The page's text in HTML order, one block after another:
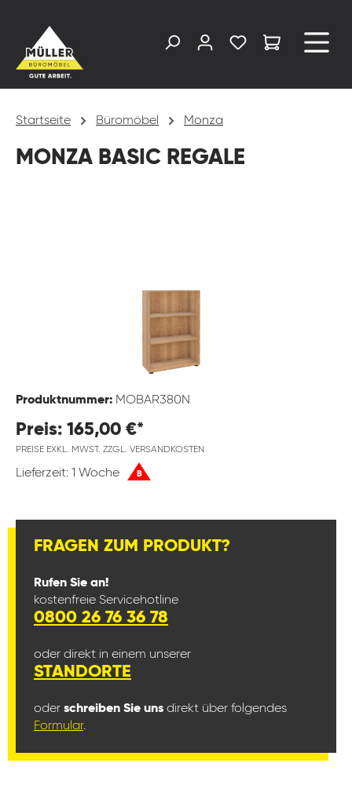
Startseite Büromöbel Monza
MONZA BASIC REGALE
Produktnummer: MOBAR380N
Preis: 165,00 €*
PREISE EXKL. MWST. ZZGL. VERSANDKOSTEN
Lieferzeit: 1 Woche B
FRAGEN ZUM PRODUKT?
Rufen Sie an!
kostenfreie Servicehotline
0800 26 76 36 78
oder direkt in einem unserer
STANDORTE
oder schreiben Sie uns direkt über folgendes
Formular.